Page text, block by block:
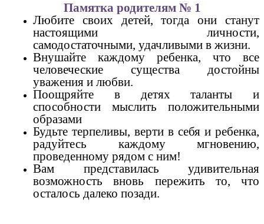
Памятка родителям № 1
Любите своих детей, тогда они станут
настоящими личности,
самодостаточными, удачливыми в жизни.
Внушайте каждому ребенка, что все
человеческие существа достойны
уважения и любви.
Поощряйте в детях таланты и
способности мыслить положительными
образами
Будьте терпеливы, верти в себя и ребенка,
радуйтесь каждому мгновению,
проведенному рядом с ним!
Вам представилась удивительная
возможность вновь пережить то, что
осталось далеко позади.